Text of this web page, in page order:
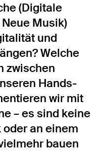
(Digitale
Musik)
und
Welche
zwischen
Hands-
wir mit
– es sind keine
an einem
bauen